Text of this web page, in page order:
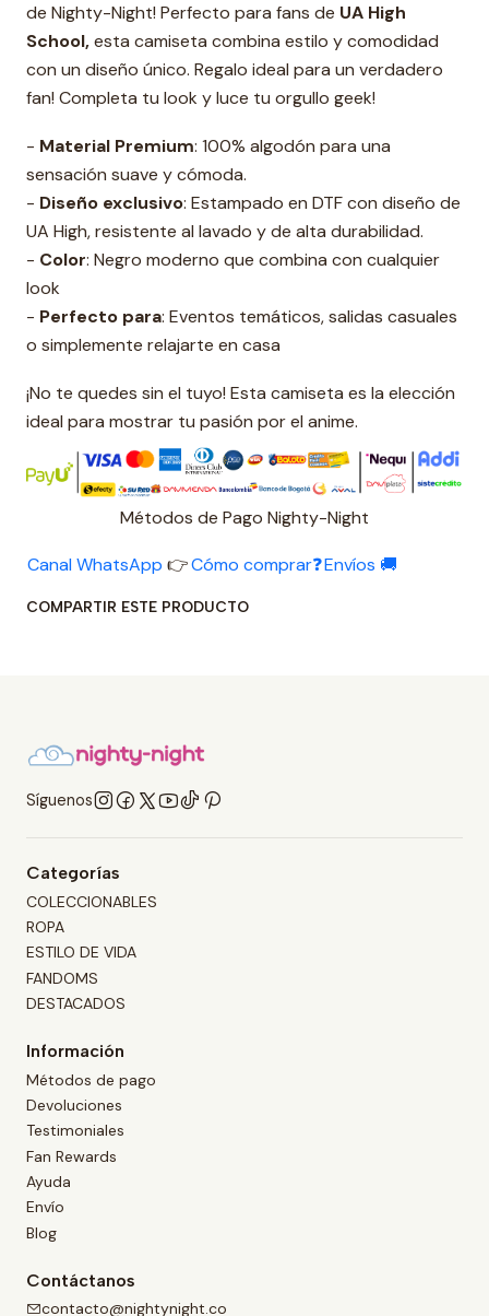
de Nighty-Night! Perfecto para fans de UA High
School,esta camiseta combina estilo y comodidad
con un diseño único. Regalo ideal para un verdadero
fan! Completa tu look y luce tu orgullo geek!
- Material Premium: 100% algodón para una
sensación suave y cómoda.
- Diseño exclusivo: Estampado en DTF con diseño de
UA High, resistente al lavado y de alta durabilidad.
- Color: Negro moderno que combina con cualquier
look
- Perfecto para: Eventos temáticos, salidas casuales
o simplemente relajarte en casa
¡No te quedes sin el tuyo! Esta camiseta es la elección
ideal para mostrar tu pasión por el anime.
Métodos de Pago Nighty-Night
Canal WhatsApp 👉Cómo comprar❓Envíos 🚚
COMPARTIR ESTE PRODUCTO
Síguenos
Categorías
COLECCIONABLES
ROPA
ESTILO DE VIDA
FANDOMS
DESTACADOS
Información
Métodos de pago
Devoluciones
Testimoniales
Fan Rewards
Ayuda
Envío
Blog
Contáctanos
contacto@nightynight.co